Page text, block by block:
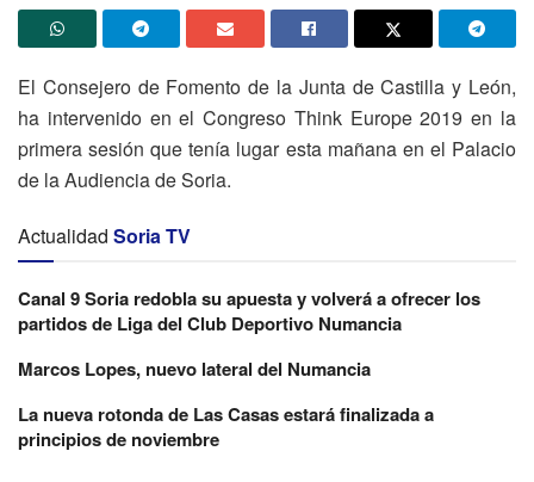
El Consejero de Fomento de la Junta de Castilla y León,
ha intervenido en el Congreso Think Europe 2019 en la
primera sesión que tenía lugar esta mañana en el Palacio
de la Audiencia de Soria.
Actualidad Soria TV
Canal 9 Soria redobla su apuesta y volverá a ofrecer los
partidos de Liga del Club Deportivo Numancia
Marcos Lopes, nuevo lateral del Numancia
La nueva rotonda de Las Casas estará finalizada a
principios de noviembre